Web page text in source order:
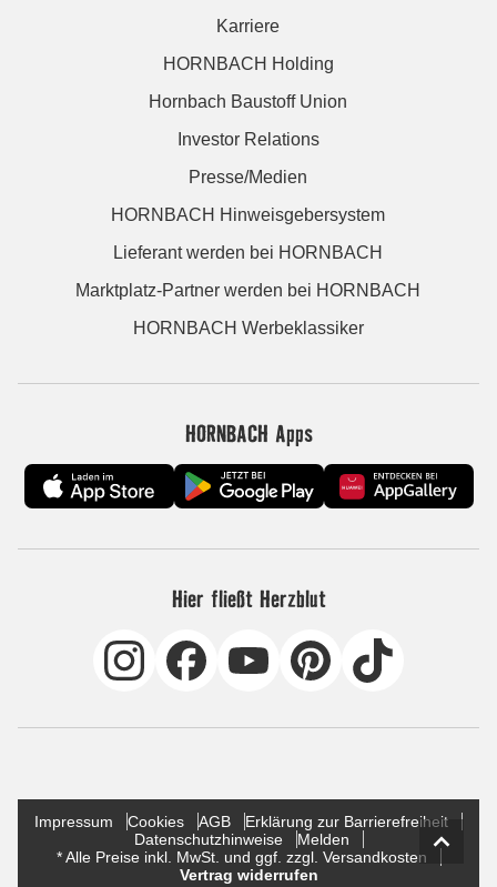
Karriere
HORNBACH Holding
Hornbach Baustoff Union
Investor Relations
Presse/Medien
HORNBACH Hinweisgebersystem
Lieferant werden bei HORNBACH
Marktplatz-Partner werden bei HORNBACH
HORNBACH Werbeklassiker
HORNBACH Apps
Hier fließt Herzblut
Impressum Cookies AGB
Erklärung zur Barrierefreiheit
Datenschutzhinweise
Melden
* Alle Preise inkl. MwSt. und ggf. zzgl. Versandkosten
Vertrag widerrufen